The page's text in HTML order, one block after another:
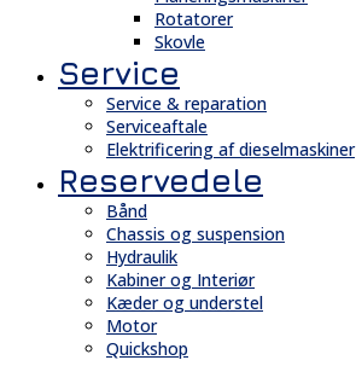
Rotatorer
Skovle
Service
Service & reparation
Serviceaftale
Elektrificering af dieselmaskiner
Reservedele
Bånd
Chassis og suspension
Hydraulik
Kabiner og Interiør
Kæder og understel
Motor
Quickshop